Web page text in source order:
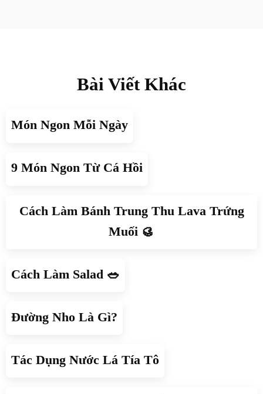
Bài Viết Khác
Món Ngon Mỗi Ngày
9 Món Ngon Từ Cá Hồi
Cách Làm Bánh Trung Thu Lava Trứng
Muối 🥮
Cách Làm Salad 🥗
Đường Nho Là Gì?
Tác Dụng Nước Lá Tía Tô